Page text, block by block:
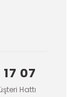
07
Hattı